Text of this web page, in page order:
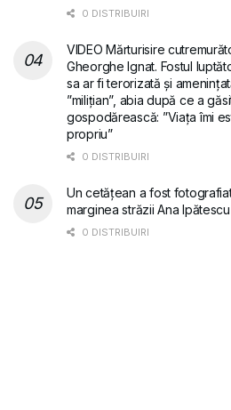
0 DISTRIBUIRI
VIDEO Mărturisire
Gheorghe Ignat. Fostul
sa ar fi terorizată și
”milițian”, abia după ce a
gospodărească: ”Viața îmi
propriu”
0 DISTRIBUIRI
Un cetățean a fost
marginea străzii Ana
0 DISTRIBUIRI